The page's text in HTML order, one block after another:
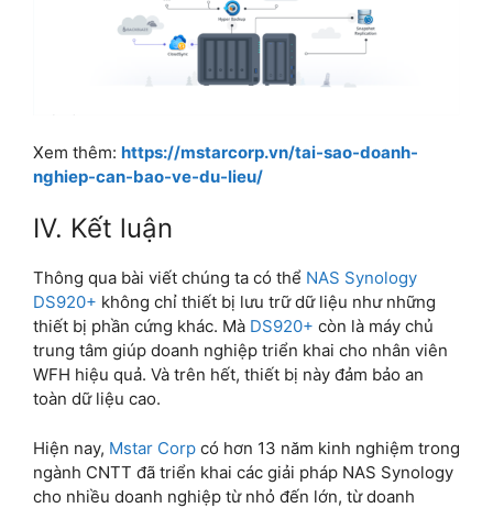
Xem thêm: https://mstarcorp.vn/tai-sao-doanh-
nghiep-can-bao-ve-du-lieu/
IV. Kết luận
Thông qua bài viết chúng ta có thể NAS Synology
DS920+ không chỉ thiết bị lưu trữ dữ liệu như những
thiết bị phần cứng khác. Mà DS920+ còn là máy chủ
trung tâm giúp doanh nghiệp triển khai cho nhân viên
WFH hiệu quả. Và trên hết, thiết bị này đảm bảo an
toàn dữ liệu cao.
Hiện nay, Mstar Corp có hơn 13 năm kinh nghiệm trong
ngành CNTT đã triển khai các giải pháp NAS Synology
cho nhiều doanh nghiệp từ nhỏ đến lớn, từ doanh